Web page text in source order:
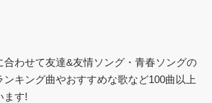
合わせて友達&友情ソング・青春ソングの
キング曲やおすすめな歌など100曲以上
ます!